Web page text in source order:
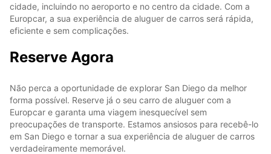
cidade, incluindo no aeroporto e no centro da cidade. Com a
Europcar, a sua experiência de aluguer de carros será rápida,
eficiente e sem complicações.
Reserve Agora
Não perca a oportunidade de explorar San Diego da melhor
forma possível. Reserve já o seu carro de aluguer com a
Europcar e garanta uma viagem inesquecível sem
preocupações de transporte. Estamos ansiosos para recebê-lo
em San Diego e tornar a sua experiência de aluguer de carros
verdadeiramente memorável.